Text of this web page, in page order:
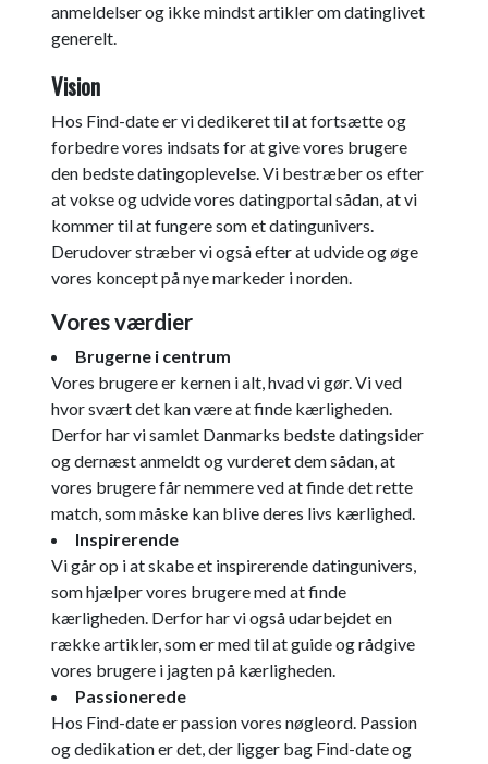
anmeldelser og ikke mindst artikler om datinglivet
generelt.
Vision
Hos Find-date er vi dedikeret til at fortsætte og
forbedre vores indsats for at give vores brugere
den bedste datingoplevelse. Vi bestræber os efter
at vokse og udvide vores datingportal sådan, at vi
kommer til at fungere som et datingunivers.
Derudover stræber vi også efter at udvide og øge
vores koncept på nye markeder i norden.
Vores værdier
Brugerne i centrum
Vores brugere er kernen i alt, hvad vi gør. Vi ved
hvor svært det kan være at finde kærligheden.
Derfor har vi samlet Danmarks bedste datingsider
og dernæst anmeldt og vurderet dem sådan, at
vores brugere får nemmere ved at finde det rette
match, som måske kan blive deres livs kærlighed.
Inspirerende
Vi går op i at skabe et inspirerende datingunivers,
som hjælper vores brugere med at finde
kærligheden. Derfor har vi også udarbejdet en
række artikler, som er med til at guide og rådgive
vores brugere i jagten på kærligheden.
Passionerede
Hos Find-date er passion vores nøgleord. Passion
og dedikation er det, der ligger bag Find-date og